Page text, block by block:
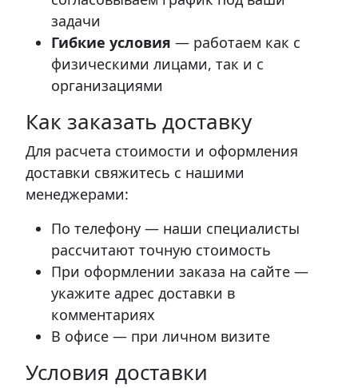
задачи
Гибкие условия — работаем как с
физическими лицами, так и с
организациями
Как заказать доставку
Для расчета стоимости и оформления
доставки свяжитесь с нашими
менеджерами:
По телефону — наши специалисты
рассчитают точную стоимость
При оформлении заказа на сайте —
укажите адрес доставки в
комментариях
В офисе — при личном визите
Условия доставки